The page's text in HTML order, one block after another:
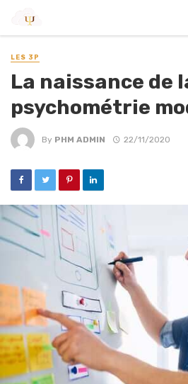
LES 3P
La naissance de
psychométrie
By PHM ADMIN 22/11/2020